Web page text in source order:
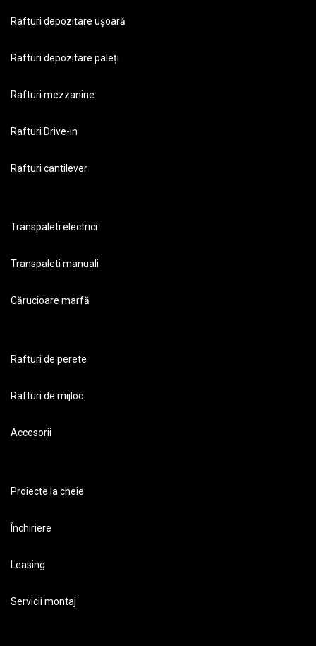
Rafturi depozitare ușoară
Rafturi depozitare paleți
Rafturi mezzanine
Rafturi Drive-in
Rafturi cantilever
Transpaleti electrici
Transpaleti manuali
Cărucioare marfă
Rafturi de perete
Rafturi de mijloc
Accesorii
Proiecte la cheie
Închiriere
Leasing
Servicii montaj